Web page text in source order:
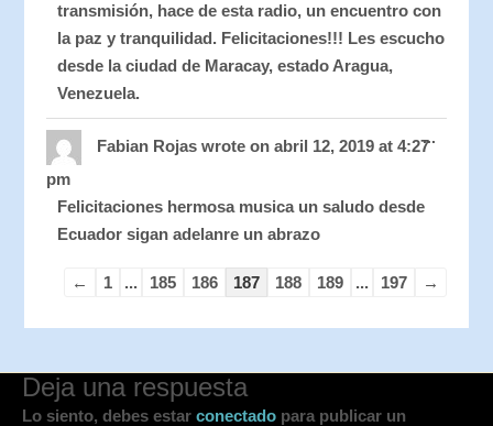
transmisión, hace de esta radio, un encuentro con
la paz y tranquilidad. Felicitaciones!!! Les escucho
desde la ciudad de Maracay, estado Aragua,
Venezuela.
Fabian Rojaswrote on abril 12, 2019 at 4:27
pm
Felicitaciones hermosa musica un saludo desde
Ecuador sigan adelanre un abrazo
...this
← 1 ... 185 186 187 188 189 ... 197 →
Deja una respuesta
Lo siento, debes estar conectado para publicar un